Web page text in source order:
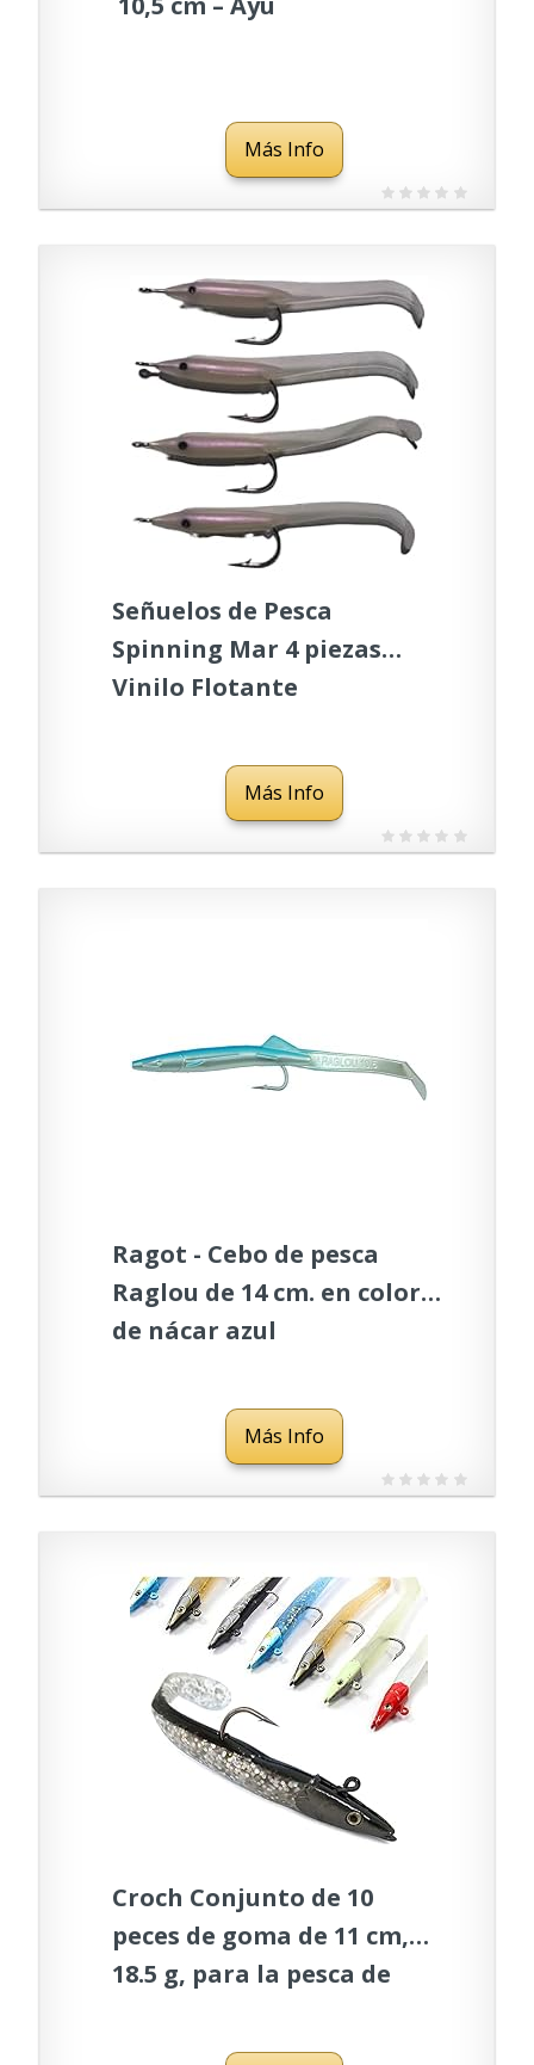
Más Info
Señuelos de Pesca
Spinning Mar 4 piezas
Vinilo Flotante
cabeza plomada, Señuelos
Currican. 65mm
Más Info
Ragot - Cebo de pesca
Raglou de 14 cm. en color
de nácar azul
Más Info
Croch Conjunto de 10
peces de goma de 11 cm,
18.5 g, para la pesca de